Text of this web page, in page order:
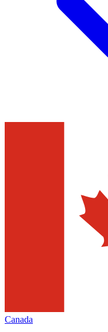
Canada